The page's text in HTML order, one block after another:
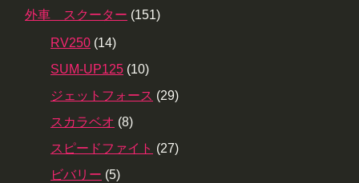
外車 スクーター (151)
RV250 (14)
SUM-UP125 (10)
ジェットフォース (29)
スカラベオ (8)
スピードファイト (27)
ビバリー (5)